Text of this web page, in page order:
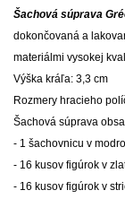
Šachová súprava
dokončovaná a
materiálmi vysokej
Výška kráľa: 3,3 cm
Rozmery hracieho
Šachová súprava
- 1 šachovnicu v
- 16 kusov figúrok v
- 16 kusov figúrok v